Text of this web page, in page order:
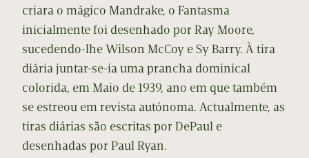
criara o mágico Mandrake, o Fantasma
inicialmente foi desenhado por Ray Moore,
sucedendo-lhe Wilson McCoy e Sy Barry. À tira
diária juntar-se-ia uma prancha dominical
colorida, em Maio de 1939, ano em que também
se estreou em revista autónoma. Actualmente, as
tiras diárias são escritas por DePaul e
desenhadas por Paul Ryan.